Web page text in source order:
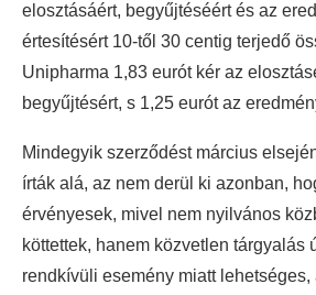
elosztásáért, begyűjtéséért és az
értesítésért 10-től 30 centig terjedő
Unipharma 1,83 eurót kér az
begyűjtésért, s 1,25 eurót az
Mindegyik szerződést március
írták alá, az nem derül ki azonban,
érvényesek, mivel nem nyilvános
köttettek, hanem közvetlen tárgyalás
rendkívüli esemény miatt